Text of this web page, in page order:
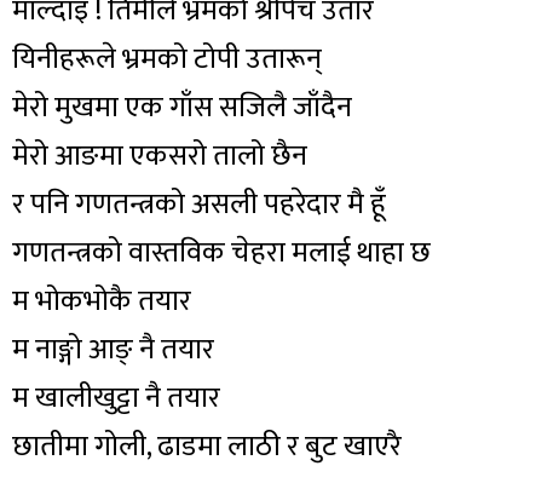
माल्दाइ ! तिमीले भ्रमको श्रीपेच उतार
यिनीहरूले भ्रमको टोपी उतारून्
मेरो मुखमा एक गाँस सजिलै जाँदैन
मेरो आङमा एकसरो तालो छैन
र पनि गणतन्त्रको असली पहरेदार मै हूँ
गणतन्त्रको वास्तविक चेहरा मलाई थाहा छ
म भोकभोकै तयार
म नाङ्गो आङ् नै तयार
म खालीखुट्टा नै तयार
छातीमा गोली, ढाडमा लाठी र बुट खाएरै